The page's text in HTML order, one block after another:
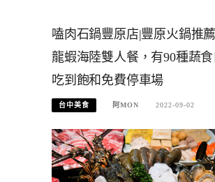
嗑肉石鍋豐原店|豐原火鍋推
龍蝦海陸雙人餐，有90種蔬
吃到飽和免費停車場
台中美食 阿MON 2022-09-02